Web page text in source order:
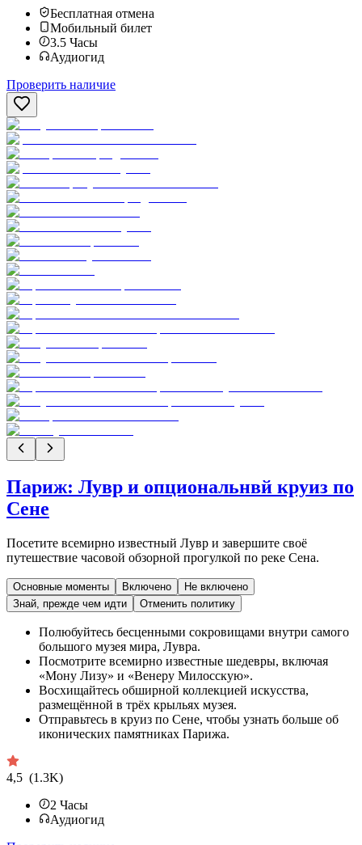
Бесплатная отмена
Мобильный билет
3.5 Часы
Аудиогид
Проверить наличие
Париж: Лувр и опциональнвй круиз по
Сене
Посетите всемирно известный Лувр и завершите своё
путешествие часовой обзорной прогулкой по реке Сена.
Основные моменты Включено
Не включено
Знай, прежде чем идти
Отменить политику
Полюбуйтесь бесценными сокровищами внутри самого
большого музея мира, Лувра.
Посмотрите всемирно известные шедевры, включая
«Мону Лизу» и «Венеру Милосскую».
Восхищайтесь обширной коллекцией искусства,
размещённой в трёх крыльях музея.
Отправьтесь в круиз по Сене, чтобы узнать больше об
иконических памятниках Парижа.
4,5 (1.3K)
2 Часы
Аудиогид